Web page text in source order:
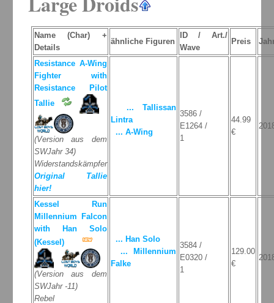
Name (Char) +
Details
ähnliche Figuren
ID / Art./
Wave
Preis
Resistance A-Wing
Fighter with
Resistance Pilot
Tallie
(Version aus dem
SWJahr 34)
Widerstandskämpfer
Original Tallie
hier!
... Tallissan
Lintra
... A-Wing
3586 /
E1264 /
1
44.99
€
Kessel Run
Millennium Falcon
with Han Solo
(Kessel)
(Version aus dem
SWJahr -11)
Rebel
... Han Solo
... Millennium
Falke
3584 /
E0320 /
1
129.00
€